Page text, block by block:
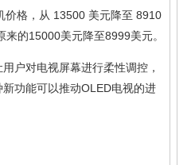
价格，从 13500 美元降至 8910
的15000美元降至8999美元。
户对电视屏幕进行柔性调控，
功能可以推动OLED电视的进